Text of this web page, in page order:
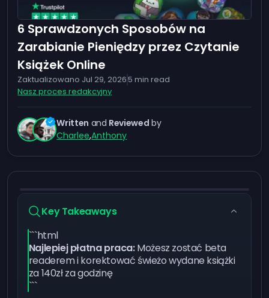
6 Sprawdzonych Sposobów na
Zarabianie Pieniędzy przez Czytanie
Książek Online
Zaktualizowano Jul 29, 20265 min read
Nasz proces redakcyjny
Written and Reviewed by
Charlee,Anthony
Key Takeaways
```html
Najlepiej płatna praca:Możesz zostać beta
readerem i korektować świeżo wydane książki
za 140zł za godzinę
```